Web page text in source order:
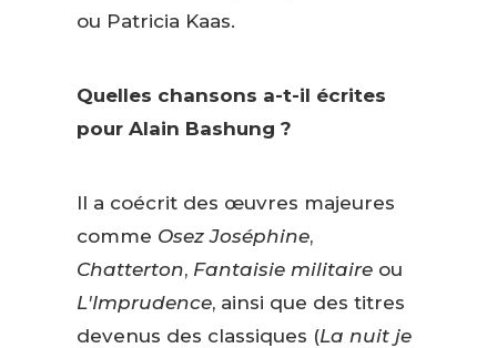
ou Patricia Kaas.
Quelles chansons a-t-il écrites
pour Alain Bashung ?
Il a coécrit des œuvres majeures
comme Osez Joséphine,
Chatterton, Fantaisie militaireou
L'Imprudence, ainsi que des titres
devenus des classiques (La nuit je